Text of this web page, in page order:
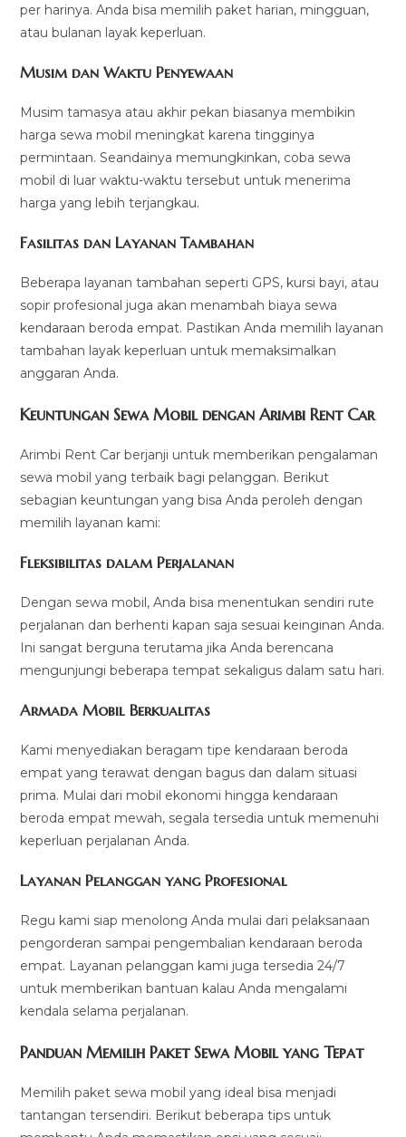
per harinya. Anda bisa memilih paket harian, mingguan,
atau bulanan layak keperluan.
Musim dan Waktu Penyewaan
Musim tamasya atau akhir pekan biasanya membikin
harga sewa mobil meningkat karena tingginya
permintaan. Seandainya memungkinkan, coba sewa
mobil di luar waktu-waktu tersebut untuk menerima
harga yang lebih terjangkau.
Fasilitas dan Layanan Tambahan
Beberapa layanan tambahan seperti GPS, kursi bayi, atau
sopir profesional juga akan menambah biaya sewa
kendaraan beroda empat. Pastikan Anda memilih layanan
tambahan layak keperluan untuk memaksimalkan
anggaran Anda.
Keuntungan Sewa Mobil dengan Arimbi Rent Car
Arimbi Rent Car berjanji untuk memberikan pengalaman
sewa mobil yang terbaik bagi pelanggan. Berikut
sebagian keuntungan yang bisa Anda peroleh dengan
memilih layanan kami:
Fleksibilitas dalam Perjalanan
Dengan sewa mobil, Anda bisa menentukan sendiri rute
perjalanan dan berhenti kapan saja sesuai keinginan Anda.
Ini sangat berguna terutama jika Anda berencana
mengunjungi beberapa tempat sekaligus dalam satu hari.
Armada Mobil Berkualitas
Kami menyediakan beragam tipe kendaraan beroda
empat yang terawat dengan bagus dan dalam situasi
prima. Mulai dari mobil ekonomi hingga kendaraan
beroda empat mewah, segala tersedia untuk memenuhi
keperluan perjalanan Anda.
Layanan Pelanggan yang Profesional
Regu kami siap menolong Anda mulai dari pelaksanaan
pengorderan sampai pengembalian kendaraan beroda
empat. Layanan pelanggan kami juga tersedia 24/7
untuk memberikan bantuan kalau Anda mengalami
kendala selama perjalanan.
Panduan Memilih Paket Sewa Mobil yang Tepat
Memilih paket sewa mobil yang ideal bisa menjadi
tantangan tersendiri. Berikut beberapa tips untuk